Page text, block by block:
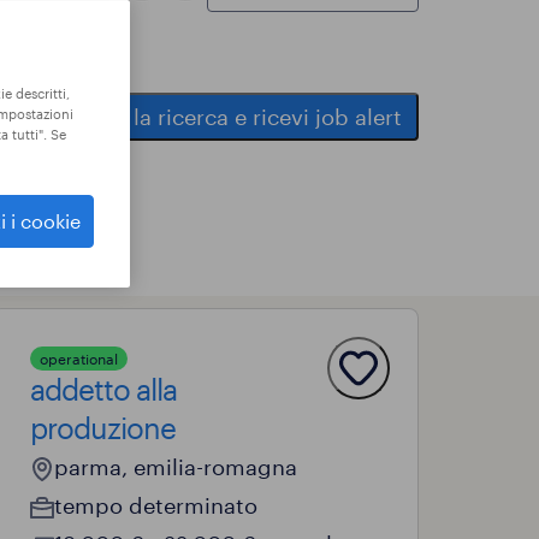
salva la ricerca e ricevi job alert
operational
addetto alla
produzione
parma, emilia-romagna
tempo determinato
descritti,
tutti". Se
i cookie